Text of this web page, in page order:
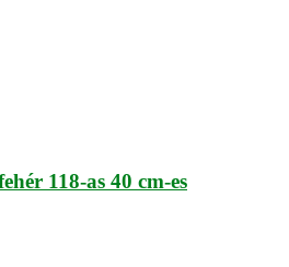
118-as 40 cm-es